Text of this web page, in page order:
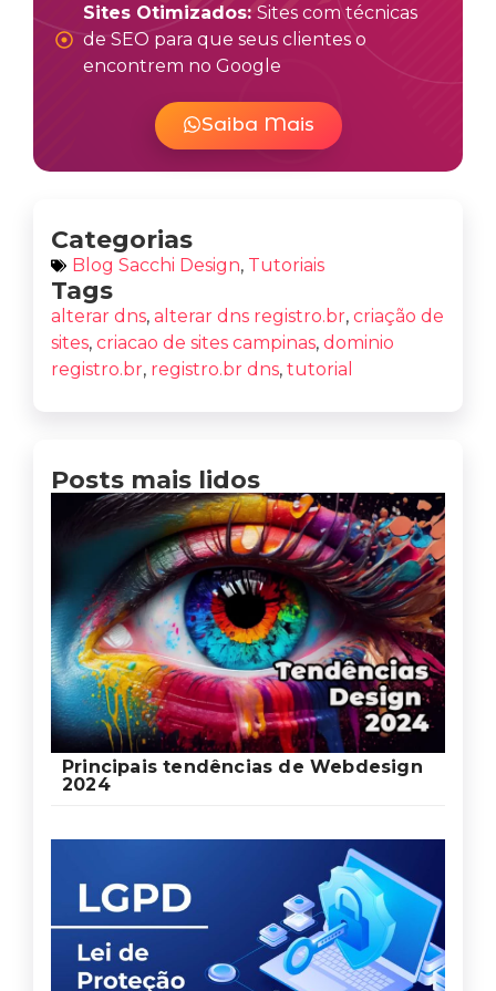
Sites Otimizados: Sites com técnicas
de SEO para que seus clientes o
encontrem no Google
Saiba Mais
Categorias
Blog Sacchi Design, Tutoriais
Tags
alterar dns, alterar dns registro.br, criação de
sites, criacao de sites campinas, dominio
registro.br, registro.br dns, tutorial
Posts mais lidos
Principais tendências de Webdesign
2024